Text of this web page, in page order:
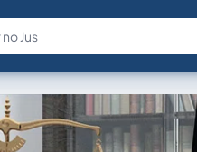
Fale com a IA